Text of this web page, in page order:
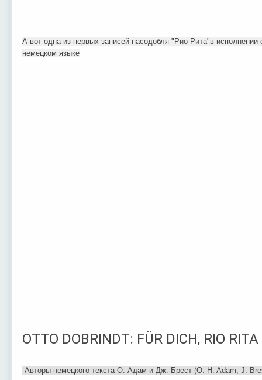
А вот одна из первых записей пасодобля "Рио Рита"в исполнении
немецком языке
OTTO DOBRINDT: FÜR DICH, RIO
Авторы немецкого текста О. Адам и Дж. Брест (O. H. Adam, J.